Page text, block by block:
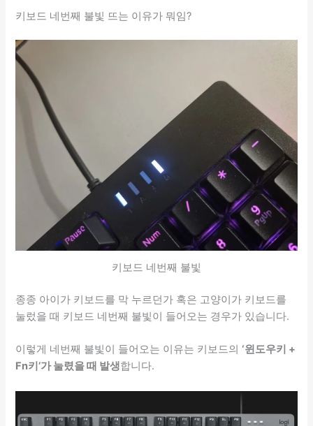
키보드 네번째 불빛 뜨는 이유가 뭐임?
키보드 네번째 불빛
종종 아이가 키보드를 막 누르던가 혹은 고양이가 키보드를
눌렀을 때 키보드 네번째 불빛이 들어오는 경우가 있습니다.
이렇게 네번째 불빛이 들어오는 이유는 키보드의 ‘윈도우키 +
Fn키’가 눌렸을 때 발생합니다.